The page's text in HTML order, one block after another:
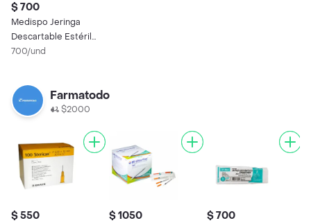
$ 700
Medispo Jeringa
Descartable Estéril
(10 mL)
700/und
Farmatodo
$2000
$ 550 $ 1050 $ 700